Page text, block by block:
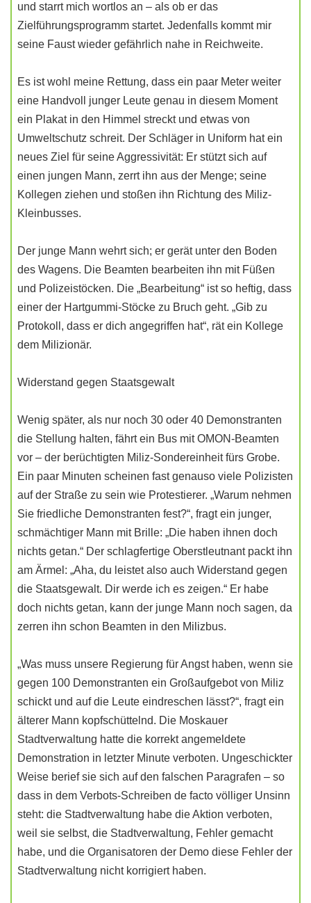
und starrt mich wortlos an – als ob er das
Zielführungsprogramm startet. Jedenfalls kommt mir
seine Faust wieder gefährlich nahe in Reichweite.
Es ist wohl meine Rettung, dass ein paar Meter weiter
eine Handvoll junger Leute genau in diesem Moment
ein Plakat in den Himmel streckt und etwas von
Umweltschutz schreit. Der Schläger in Uniform hat ein
neues Ziel für seine Aggressivität: Er stützt sich auf
einen jungen Mann, zerrt ihn aus der Menge; seine
Kollegen ziehen und stoßen ihn Richtung des Miliz-
Kleinbusses.
Der junge Mann wehrt sich; er gerät unter den Boden
des Wagens. Die Beamten bearbeiten ihn mit Füßen
und Polizeistöcken. Die „Bearbeitung“ ist so heftig, dass
einer der Hartgummi-Stöcke zu Bruch geht. „Gib zu
Protokoll, dass er dich angegriffen hat“, rät ein Kollege
dem Milizionär.
Widerstand gegen Staatsgewalt
Wenig später, als nur noch 30 oder 40 Demonstranten
die Stellung halten, fährt ein Bus mit OMON-Beamten
vor – der berüchtigten Miliz-Sondereinheit fürs Grobe.
Ein paar Minuten scheinen fast genauso viele Polizisten
auf der Straße zu sein wie Protestierer. „Warum nehmen
Sie friedliche Demonstranten fest?“, fragt ein junger,
schmächtiger Mann mit Brille: „Die haben ihnen doch
nichts getan.“ Der schlagfertige Oberstleutnant packt ihn
am Ärmel: „Aha, du leistet also auch Widerstand gegen
die Staatsgewalt. Dir werde ich es zeigen.“ Er habe
doch nichts getan, kann der junge Mann noch sagen, da
zerren ihn schon Beamten in den Milizbus.
„Was muss unsere Regierung für Angst haben, wenn sie
gegen 100 Demonstranten ein Großaufgebot von Miliz
schickt und auf die Leute eindreschen lässt?“, fragt ein
älterer Mann kopfschüttelnd. Die Moskauer
Stadtverwaltung hatte die korrekt angemeldete
Demonstration in letzter Minute verboten. Ungeschickter
Weise berief sie sich auf den falschen Paragrafen – so
dass in dem Verbots-Schreiben de facto völliger Unsinn
steht: die Stadtverwaltung habe die Aktion verboten,
weil sie selbst, die Stadtverwaltung, Fehler gemacht
habe, und die Organisatoren der Demo diese Fehler der
Stadtverwaltung nicht korrigiert haben.